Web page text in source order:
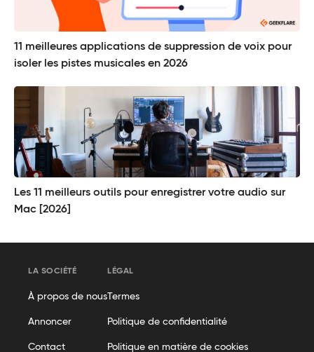
11 meilleures applications de suppression de voix pour
isoler les pistes musicales en 2026
Les 11 meilleurs outils pour enregistrer votre audio sur
Mac [2026]
LA SOCIÉTÉ
À propos de nous
Annoncer
Contact
LÉGAL
Termes
Politique de confidentialité
Politique en matière de cookies